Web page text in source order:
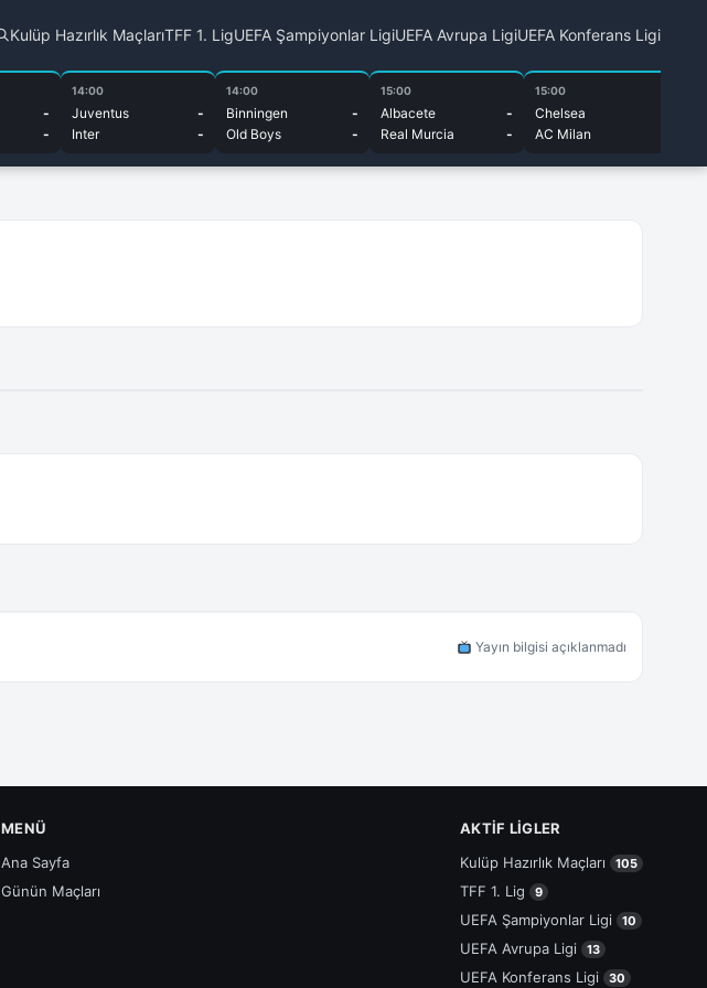
Kulüp Hazırlık MaçlarıTFF 1. LigUEFA Şampiyonlar LigiUEFA Avrupa LigiUEFA Konferans Ligi
-
-
14:00
Juventus
-
Inter
-
14:00
Binningen
-
Old Boys
-
15:00
Albacete
-
Real Murcia
-
15:00
Chelsea
AC Milan
Yayın bilgisi açıklanmadı
MENÜ
Ana Sayfa
Günün Maçları
AKTIF LIGLER
Kulüp Hazırlık Maçları
105
TFF 1. Lig 9
UEFA Şampiyonlar Ligi 10
UEFA Avrupa Ligi 13
UEFA Konferans Ligi 30